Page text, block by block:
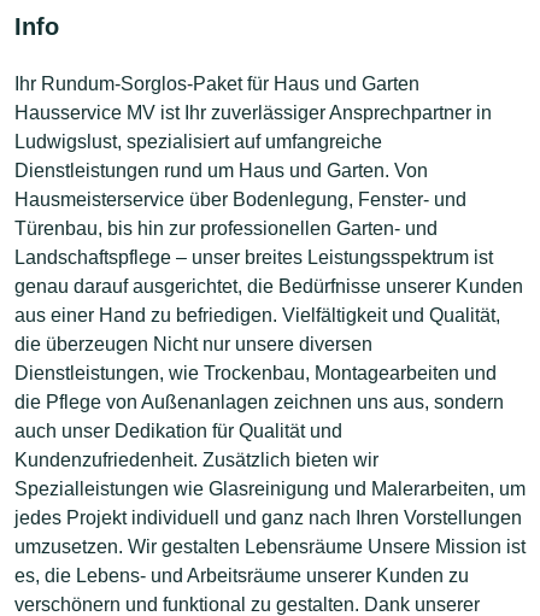
Info
Ihr Rundum-Sorglos-Paket für Haus und Garten
Hausservice MV ist Ihr zuverlässiger Ansprechpartner in
Ludwigslust, spezialisiert auf umfangreiche
Dienstleistungen rund um Haus und Garten. Von
Hausmeisterservice über Bodenlegung, Fenster- und
Türenbau, bis hin zur professionellen Garten- und
Landschaftspflege – unser breites Leistungsspektrum ist
genau darauf ausgerichtet, die Bedürfnisse unserer Kunden
aus einer Hand zu befriedigen. Vielfältigkeit und Qualität,
die überzeugen Nicht nur unsere diversen
Dienstleistungen, wie Trockenbau, Montagearbeiten und
die Pflege von Außenanlagen zeichnen uns aus, sondern
auch unser Dedikation für Qualität und
Kundenzufriedenheit. Zusätzlich bieten wir
Spezialleistungen wie Glasreinigung und Malerarbeiten, um
jedes Projekt individuell und ganz nach Ihren Vorstellungen
umzusetzen. Wir gestalten Lebensräume Unsere Mission ist
es, die Lebens- und Arbeitsräume unserer Kunden zu
verschönern und funktional zu gestalten. Dank unserer